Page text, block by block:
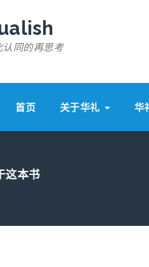
认同的再思考
首页 关于华礼 华
这本书